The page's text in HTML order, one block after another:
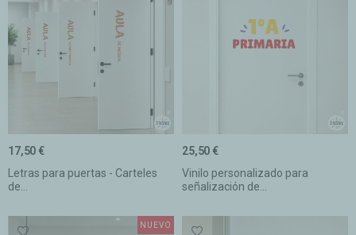
Letras para puertas - Carteles
de...
17,50 €
Vinilo personalizado para
señalización de...
25,50 €
NUEVO